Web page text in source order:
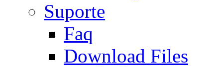
Suporte
Faq
Download Files